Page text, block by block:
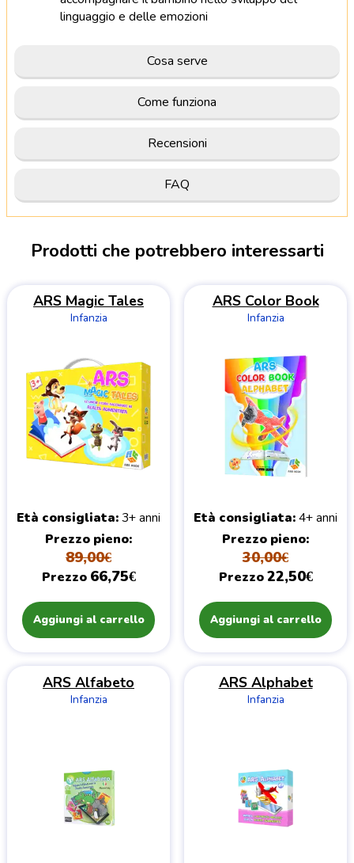
linguaggio e delle emozioni
Cosa serve
Come funziona
Recensioni
FAQ
Prodotti che potrebbero interessarti
ARS Magic Tales
Infanzia
Età consigliata 3+ anni
Prezzo pieno
89,00€
Prezzo 66,75€
Aggiungi al carrello
ARS Color Book
Infanzia
Età consigliata 4+ anni
Prezzo pieno
30,00€
Prezzo 22,50€
Aggiungi al carrello
ARS Alfabeto
Infanzia
ARS Alphabet
Infanzia